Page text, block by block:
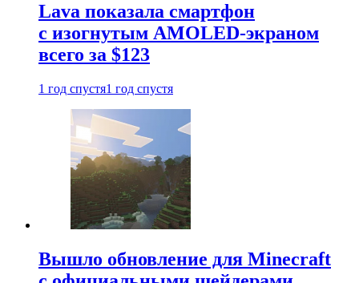
Lava показала смартфон
с изогнутым AMOLED-экраном
всего за $123
1 год спустя1 год спустя
Вышло обновление для Minecraft